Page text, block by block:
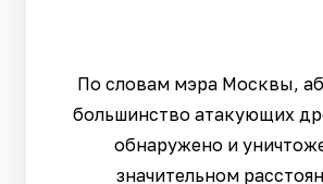
По словам мэра Москвы,
большинство атакующих
обнаружено и
значительном